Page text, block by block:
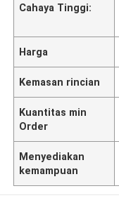
Cahaya Tinggi:
Harga
Kemasan rincian
Kuantitas min
Order
Menyediakan
kemampuan